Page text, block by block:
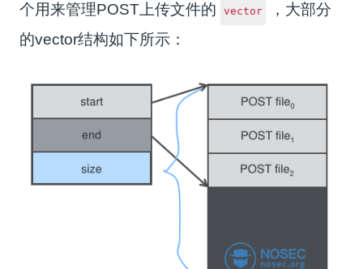
个用来管理POST上传文件的
vector
，大部分
的vector结构如下所示：